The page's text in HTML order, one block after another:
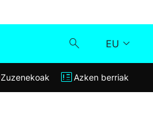
EU
Klisk
Zuzenekoak Azken berriak